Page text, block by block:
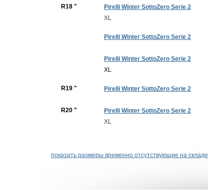
R18 "
Pirelli Winter SottoZero Serie 2
XL
Pirelli Winter SottoZero Serie 2
Pirelli Winter SottoZero Serie 2
XL
R19 " Pirelli Winter SottoZero Serie 2
R20 "
Pirelli Winter SottoZero Serie 2
XL
показать размеры временно отсутствующие на складе